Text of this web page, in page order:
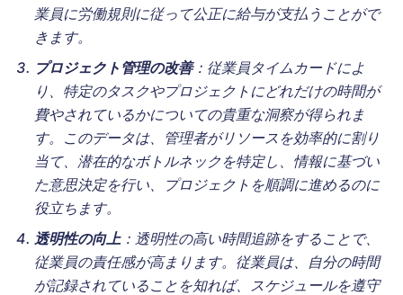
業員に労働規則に従って公正に給与が支払うことがで
きます。
プロジェクト管理の改善：従業員タイムカードによ
り、特定のタスクやプロジェクトにどれだけの時間が
費やされているかについての貴重な洞察が得られま
す。このデータは、管理者がリソースを効率的に割り
当て、潜在的なボトルネックを特定し、情報に基づい
た意思決定を行い、プロジェクトを順調に進めるのに
役立ちます。
透明性の向上：透明性の高い時間追跡をすることで、
従業員の責任感が高まります。従業員は、自分の時間
が記録されていることを知れば、スケジュールを遵守